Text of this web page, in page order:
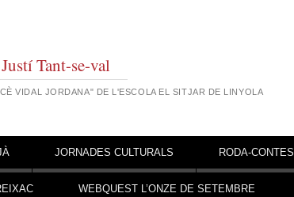
Justí Tant-se-val
VIDAL JORDANA" DE L'ESCOLA EL SITJAR DE LINYOLA
JORNADES CULTURALS RODA-CONTES
WEBQUEST L’ONZE DE SETEMBRE